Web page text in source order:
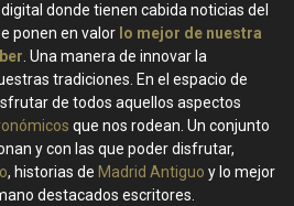
donde tienen cabida noticias del
ponen en valor lo mejor de nuestra
. Una manera de innovar la
tradiciones. En el espacio de
de todos aquellos aspectos
que nos rodean. Un conjunto
y con las que poder disfrutar,
, historias de Madrid Antiguo y lo mejor
destacados escritores.